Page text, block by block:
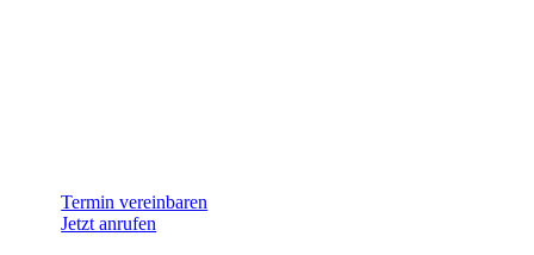
Termin vereinbaren
Jetzt anrufen